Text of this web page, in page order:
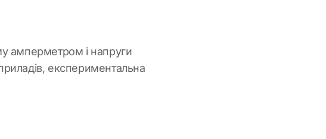
амперметром і напруги
експериментальна